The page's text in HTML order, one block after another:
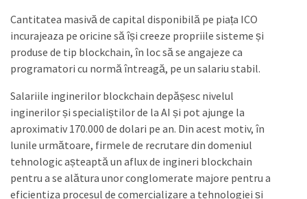
Cantitatea masivă de capital disponibilă pe piața ICO
incurajeaza pe oricine să își creeze propriile sisteme și
produse de tip blockchain, în loc să se angajeze ca
programatori cu normă întreagă, pe un salariu stabil.
Salariile inginerilor blockchain depășesc nivelul
inginerilor și specialiștilor de la AI și pot ajunge la
aproximativ 170.000 de dolari pe an. Din acest motiv, în
lunile următoare, firmele de recrutare din domeniul
tehnologic așteaptă un aflux de ingineri blockchain
pentru a se alătura unor conglomerate majore pentru a
eficientiza procesul de comercializare a tehnologiei și